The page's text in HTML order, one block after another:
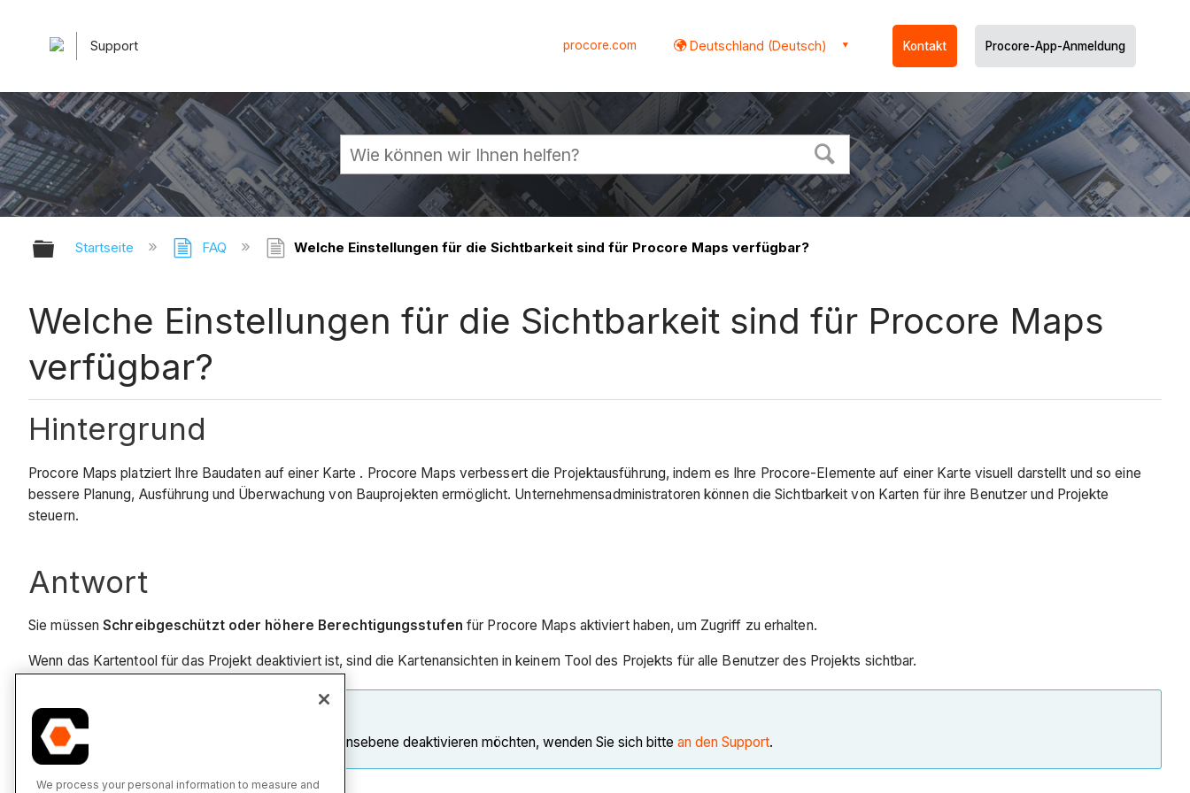
Support procore.com Deutschland (Deutsch) Kontakt Procore-App-Anmeldung
Globale Hierarchie auf- und zuklappen
Startseite FAQ Welche Einstellungen für die Sichtbarkeit sind für Procore Maps verfügbar?
Welche Einstellungen für die Sichtbarkeit sind für Procore Maps
verfügbar?
Hintergrund
Procore Maps platziert Ihre Baudaten auf einer Karte . Procore Maps verbessert die Projektausführung, indem es Ihre Procore-Elemente auf einer Karte visuell darstellt und so eine
bessere Planung, Ausführung und Überwachung von Bauprojekten ermöglicht. Unternehmensadministratoren können die Sichtbarkeit von Karten für ihre Benutzer und Projekte
steuern.
Antwort
Sie müssenSchreibgeschützt oder höhere Berechtigungsstufenfür Procore Maps aktiviert haben, um Zugriff zu erhalten.
Wenn das Kartentool für das Projekt deaktiviert ist, sind die Kartenansichten in keinem Tool des Projekts für alle Benutzer des Projekts sichtbar.
HINWEIS
Wenn Sie Karten für alle Projekte auf Unternehmensebene deaktivieren möchten, wenden Sie sich bitte an den Support.
We process your personal information to measure and